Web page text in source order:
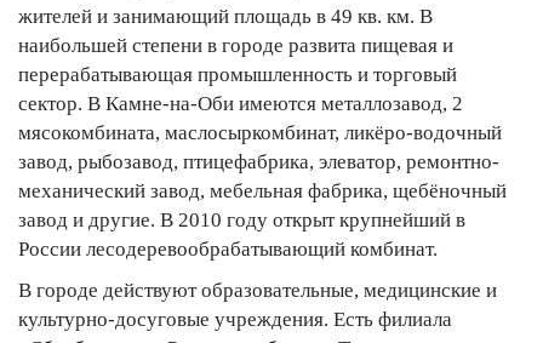
жителей и занимающий площадь в 49 кв. км. В
наибольшей степени в городе развита пищевая и
перерабатывающая промышленность и торговый
сектор. В Камне-на-Оби имеются металлозавод, 2
мясокомбината, маслосыркомбинат, ликёро-водочный
завод, рыбозавод, птицефабрика, элеватор, ремонтно-
механический завод, мебельная фабрика, щебёночный
завод и другие. В 2010 году открыт крупнейший в
России лесодеревообрабатывающий комбинат.
В городе действуют образовательные, медицинские и
культурно-досуговые учреждения. Есть филиала